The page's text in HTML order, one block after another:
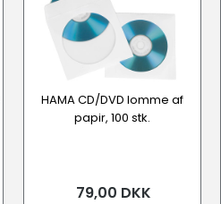
HAMA CD/DVD lomme af
papir, 100 stk.
79,00 DKK